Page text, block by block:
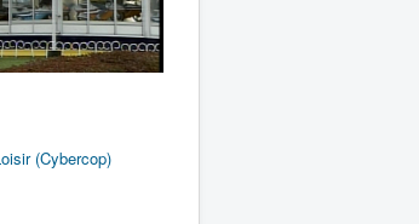
(Cybercop)